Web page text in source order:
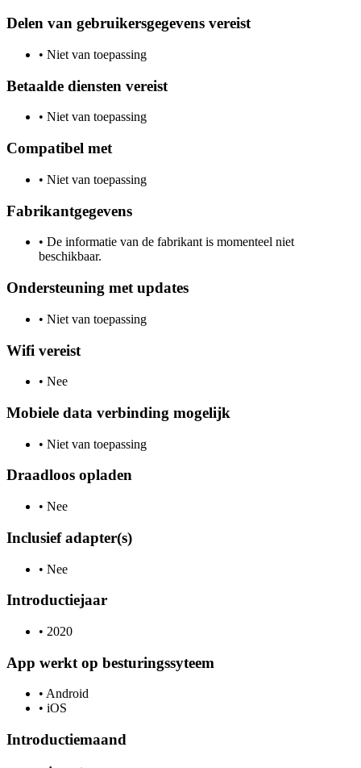
Delen van gebruikersgegevens vereist
• Niet van toepassing
Betaalde diensten vereist
• Niet van toepassing
Compatibel met
• Niet van toepassing
Fabrikantgegevens
• De informatie van de fabrikant is momenteel niet
beschikbaar.
Ondersteuning met updates
• Niet van toepassing
Wifi vereist
• Nee
Mobiele data verbinding mogelijk
• Niet van toepassing
Draadloos opladen
• Nee
Inclusief adapter(s)
• Nee
Introductiejaar
• 2020
App werkt op besturingssyteem
• Android
• iOS
Introductiemaand